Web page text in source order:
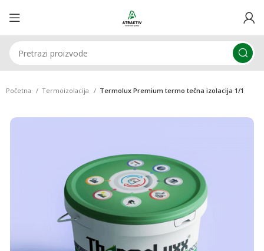
Početna Termoizolacija Termolux Premium termo tečna izolacija 1/1